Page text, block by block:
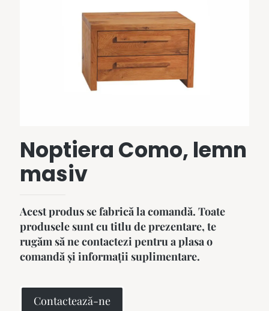
Noptiera Como, lemn
masiv
Acest produs se fabrică la comandă. Toate
produsele sunt cu titlu de prezentare, te
rugăm să ne contactezi pentru a plasa o
comandă și informații suplimentare.
Contactează-ne